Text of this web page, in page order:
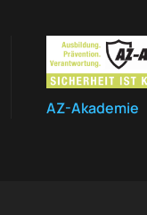
AZ-Akademie